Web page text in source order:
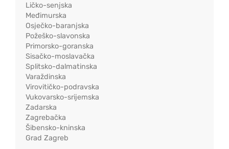
Ličko-senjska
Međimurska
Osječko-baranjska
Požeško-slavonska
Primorsko-goranska
Sisačko-moslavačka
Splitsko-dalmatinska
Varaždinska
Virovitičko-podravska
Vukovarsko-srijemska
Zadarska
Zagrebačka
Šibensko-kninska
Grad Zagreb